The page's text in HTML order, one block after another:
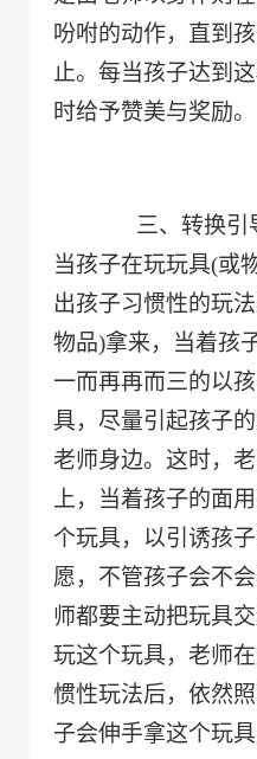
吩咐的动作，直到
止。每当孩子达到
时给予赞美与奖励。
三、转换引
当孩子在玩玩具(或
出孩子习惯性的玩
物品)拿来，当着孩
一而再再而三的以
具，尽量引起孩子
老师身边。这时，
上，当着孩子的面
个玩具，以引诱孩
愿，不管孩子会不
师都要主动把玩具
玩这个玩具，老师
惯性玩法后，依然
子会伸手拿这个玩